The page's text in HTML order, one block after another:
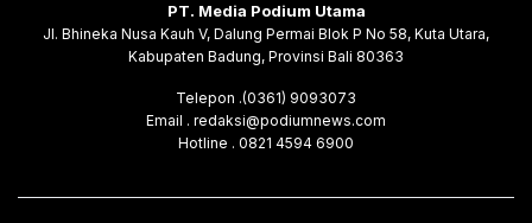
PT. Media Podium Utama
Jl. Bhineka Nusa Kauh V, Dalung Permai Blok P No 58, Kuta Utara,
Kabupaten Badung, Provinsi Bali 80363
Telepon .(0361) 9093073
Email . redaksi@podiumnews.com
Hotline . 0821 4594 6900